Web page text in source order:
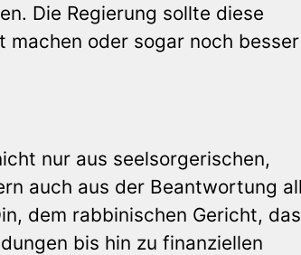
Die Regierung sollte diese
oder sogar noch besser
nur aus seelsorgerischen,
auch aus der Beantwortung
dem rabbinischen Gericht, das
bis hin zu finanziellen